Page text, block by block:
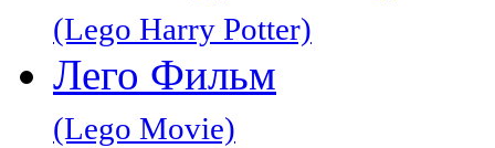
(Lego Harry Potter)
Лего Фильм
(Lego Movie)